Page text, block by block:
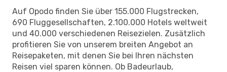
Auf Opodo finden Sie über 155.000 Flugstrecken,
690 Fluggesellschaften, 2.100.000 Hotels weltweit
und 40.000 verschiedenen Reisezielen. Zusätzlich
profitieren Sie von unserem breiten Angebot an
Reisepaketen, mit denen Sie bei Ihren nächsten
Reisen viel sparen können. Ob Badeurlaub,